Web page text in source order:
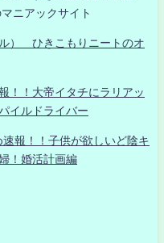
ニアックサイト
） ひきこもりニートのオ
！！大帝イタチにラリアッ
イルドライバー
報！！子供が欲しいど陰キ
！婚活計画編